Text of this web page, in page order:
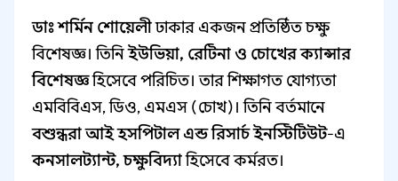
ডাঃ শর্মিন শোয়েলীঢাকার একজন প্রতিষ্ঠিত চক্ষু
বিশেষজ্ঞ। তিনিইউভিয়া, রেটিনা ও চোখের ক্যান্সার
বিশেষজ্ঞহিসেবে পরিচিত। তার শিক্ষাগত যোগ্যতা
এমবিবিএস, ডিও, এমএস (চোখ)। তিনি বর্তমানে
বশুন্ধরা আই হসপিটাল এন্ড রিসার্চ ইনস্টিটিউট-এ
কনসালট্যান্ট, চক্ষুবিদ্যাহিসেবে কর্মরত।